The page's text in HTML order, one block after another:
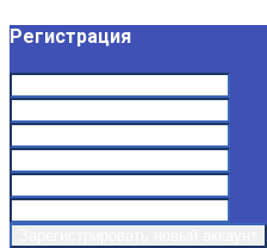
Регистрация